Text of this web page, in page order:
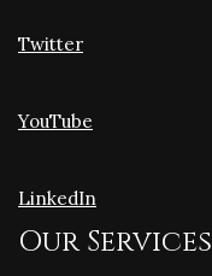
Twitter
YouTube
LinkedIn
Our Services